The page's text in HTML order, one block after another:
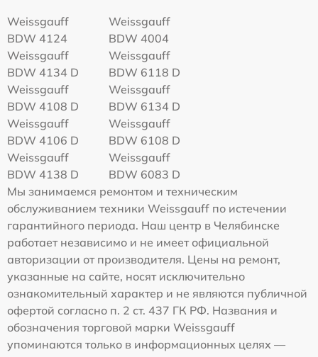
Weissgauff
BDW 4124
Weissgauff
BDW 4004
Weissgauff
BDW 4134 D
Weissgauff
BDW 6118 D
Weissgauff
BDW 4108 D
Weissgauff
BDW 6134 D
Weissgauff
BDW 4106 D
Weissgauff
BDW 6108 D
Weissgauff
BDW 4138 D
Weissgauff
BDW 6083 D
Мы занимаемся ремонтом и техническим
обслуживанием техники Weissgauff по истечении
гарантийного периода. Наш центр в Челябинске
работает независимо и не имеет официальной
авторизации от производителя. Цены на ремонт,
указанные на сайте, носят исключительно
ознакомительный характер и не являются публичной
офертой согласно п. 2 ст. 437 ГК РФ. Названия и
обозначения торговой марки Weissgauff
упоминаются только в информационных целях —